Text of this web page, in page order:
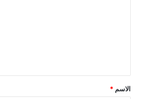
*
الاسم *